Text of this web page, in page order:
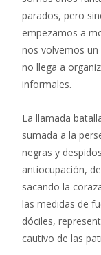
parados, pero
empezamos a
nos volvemos
no llega a
informales.
La llamada
sumada a la
negras y
antiocupación,
sacando la
las medidas de
dóciles,
cautivo de las